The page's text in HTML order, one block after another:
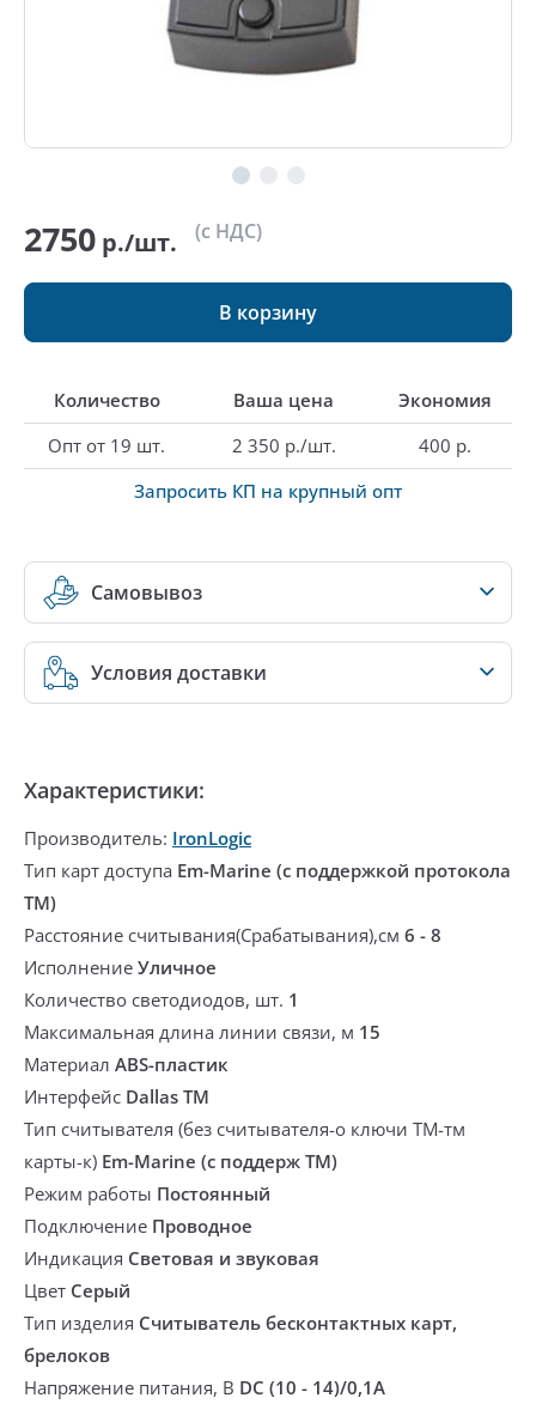
2750 р./шт. (с НДС)
В корзину
Количество Ваша цена
Экономия
Опт от 19 шт.
2 350 р./шт.
400 р.
Запросить КП на крупный опт
Самовывоз
Условия доставки
Характеристики:
Производитель: IronLogic
Тип карт доступа Em-Marine (с поддержкой протокола
ТМ)
Расстояние считывания(Срабатывания),см 6 - 8
Исполнение Уличное
Количество светодиодов, шт. 1
Максимальная длина линии связи, м 15
Материал ABS-пластик
Интерфейс Dallas TM
Тип считывателя (без считывателя-о ключи ТМ-тм
карты-к) Em-Marine (с поддерж ТМ)
Режим работы Постоянный
Подключение Проводное
Индикация Световая и звуковая
Цвет Серый
Тип изделия Считыватель бесконтактных карт,
брелоков
Напряжение питания, В DC (10 - 14)/0,1A